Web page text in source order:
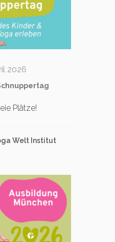
2026
Plätze!
Welt Institut